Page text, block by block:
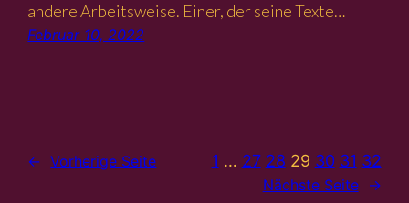
andere Arbeitsweise. Einer, der seine Texte…
Februar 10, 2022
← Vorherige Seite 1 … 27 28 29 30 31 32
Nächste Seite →